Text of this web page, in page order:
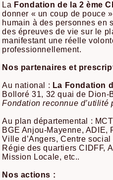
La Fondation de la 2 ème
donner « un coup de pouce
humain à des personnes en
des épreuves de vie sur le
manifestant une réelle
professionnellement.
Nos partenaires et
Au national : La Fondation
Bolloré 31, 32 quai de Dion-
Fondation reconnue d’utilité
Au plan départemental :
BGE Anjou-Mayenne, ADIE,
Ville d’Angers, Centre
Régie des quartiers CIDFF,
Mission Locale, etc..
Nos actions :